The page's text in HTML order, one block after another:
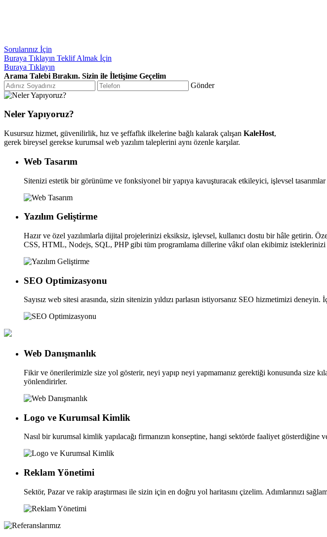
Sorularınız İçin
Buraya Tıklayın Teklif Almak İçin
Buraya Tıklayın
Arama Talebi Bırakın. Sizin ile İletişime Geçelim
Gönder
Neler Yapıyoruz?
Kusursuz hizmet, güvenilirlik, hız ve şeffaflık ilkelerine bağlı kalarak çalışan KaleHost,
gerek bireysel gerekse kurumsal web yazılım taleplerini aynı özenle karşılar.
Web Tasarım
Sitenizi estetik bir görünüme ve fonksiyonel bir yapıya kavuşturacak etkileyici, işlevsel tasarımlar
Yazılım Geliştirme
Hazır ve özel yazılımlarla dijital projelerinizi eksiksiz, işlevsel, kullanıcı dostu bir hâle getirin.
CSS, HTML, Nodejs, SQL, PHP gibi tüm programlama dillerine vâkıf olan ekibimiz isteklerinizi
SEO Optimizasyonu
Sayısız web sitesi arasında, sizin sitenizin yıldızı parlasın istiyorsanız SEO hizmetimizi
Web Danışmanlık
Fikir ve önerilerimizle size yol gösterir, neyi yapıp neyi yapmamanız gerektiği konusunda size
yönlendirirler.
Logo ve Kurumsal Kimlik
Nasıl bir kurumsal kimlik yapılacağı firmanızın konseptine, hangi sektörde faaliyet gösterdiğine
Reklam Yönetimi
Sektör, Pazar ve rakip araştırması ile sizin için en doğru yol haritasını çizelim. Adımlarınızı